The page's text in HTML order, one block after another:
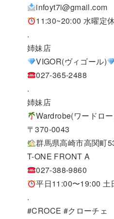
infoyt7i@gmail.com
11:30~20:00 水曜定
.
姉妹店
VIGOR(ヴィゴール)
027-365-2488
.
姉妹店
Wardrobe(ワードロ
〒370-0043
群馬県高崎市高関町
T-ONE FRONT A
027-388-9860
平日11:00〜19:00
.
#CROCE #クローチェ